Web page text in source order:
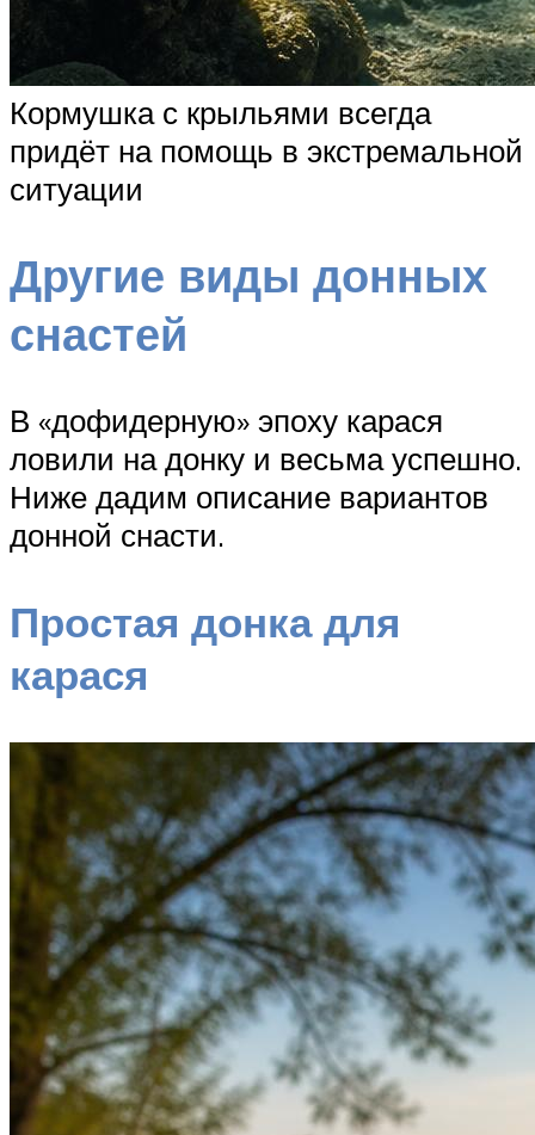
Кормушка с крыльями всегда
придёт на помощь в экстремальной
ситуации
Другие виды донных
снастей
В «дофидерную» эпоху карася
ловили на донку и весьма успешно.
Ниже дадим описание вариантов
донной снасти.
Простая донка для
карася